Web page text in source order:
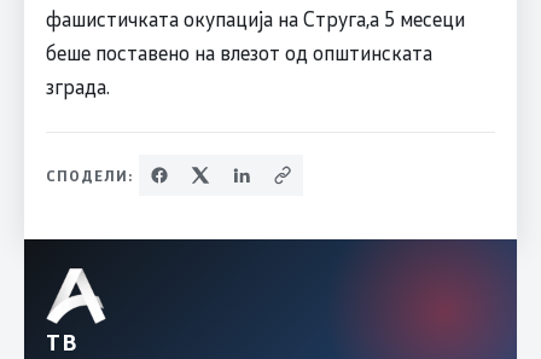
фашистичката окупација на Струга,а 5 месеци
беше поставено на влезот од општинската
зграда.
СПОДЕЛИ:
ТВ